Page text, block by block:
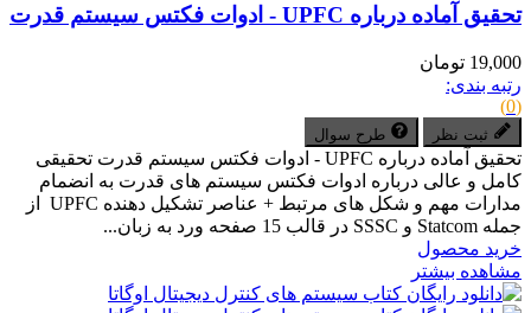
تحقیق آماده درباره UPFC - ادوات فکتس سیستم قدرت
19,000 تومان
رتبه بندی:
(0)
ثبت نظر طرح سوال
تحقیق آماده درباره UPFC - ادوات فکتس سیستم قدرت تحقیقی
کامل و عالی درباره ادوات فکتس سیستم های قدرت به انضمام
مدارات مهم و شکل های مرتبط + عناصر تشکیل دهنده UPFC از
جمله Statcom و SSSC در قالب 15 صفحه ورد به زبان...
خرید محصول
مشاهده بیشتر